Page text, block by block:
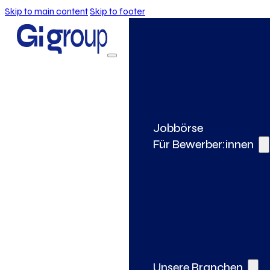
Skip to main contentSkip to footer
Jobbörse
Für Bewerber:innen